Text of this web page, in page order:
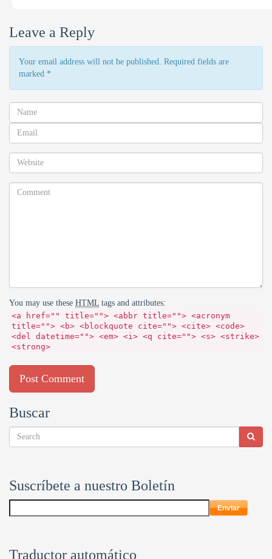
Leave a Reply
Your email address will not be published. Required fields are
marked *
You may use these HTML tags and attributes:
<a href="" title=""> <abbr title=""> <acronym
title=""> <b> <blockquote cite=""> <cite> <code>
<del datetime=""> <em> <i> <q cite=""> <s> <strike>
<strong>
Buscar
Suscríbete a nuestro Boletín
Traductor automático